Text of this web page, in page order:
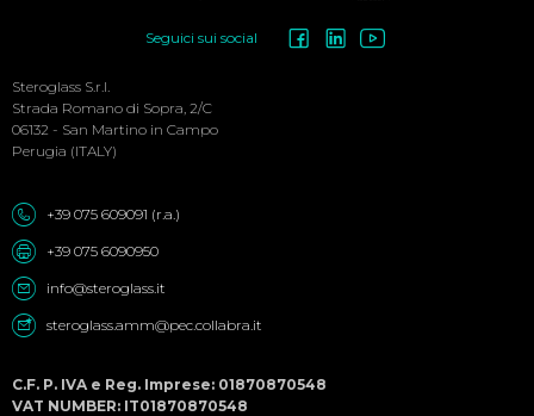
Menu
Seguici sui social
Steroglass S.r.l.
Strada Romano di Sopra, 2/C
06132 - San Martino in Campo
Perugia (ITALY)
+39 075 609091 (r.a.)
+39 075 6090950
info@steroglass.it
steroglass.amm@pec.collabra.it
C.F. P. IVA e Reg. Imprese: 01870870548
VAT NUMBER: IT01870870548